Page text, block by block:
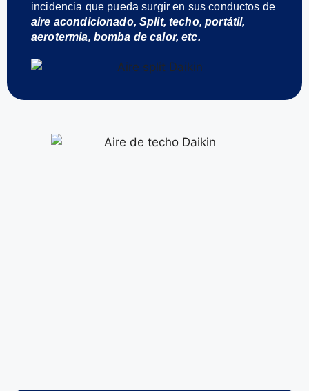
incidencia que pueda surgir en sus conductos de
aire acondicionado, Split, techo, portátil,
aerotermia, bomba de calor, etc.